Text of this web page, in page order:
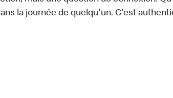
la journée de quelqu'un. C'est